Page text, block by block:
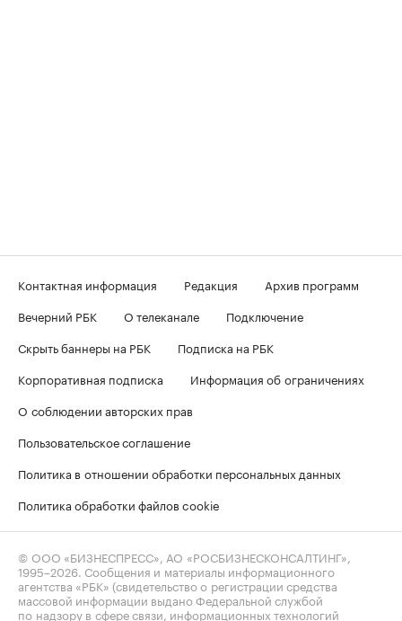
Контактная информация Редакция
Архив программ
Вечерний РБК
О телеканале
Подключение
Скрыть баннеры на РБК
Подписка на РБК
Корпоративная подписка
Информация об ограничениях
О соблюдении авторских прав
Пользовательское соглашение
Политика в отношении обработки персональных данных
Политика обработки файлов cookie
© ООО «БИЗНЕСПРЕСС», АО «РОСБИЗНЕСКОНСАЛТИНГ»,
1995–2026 . Сообщения и материалы информационного
агентства «РБК» (свидетельство о регистрации средства
массовой информации выдано Федеральной службой
по надзору в сфере связи, информационных технологий